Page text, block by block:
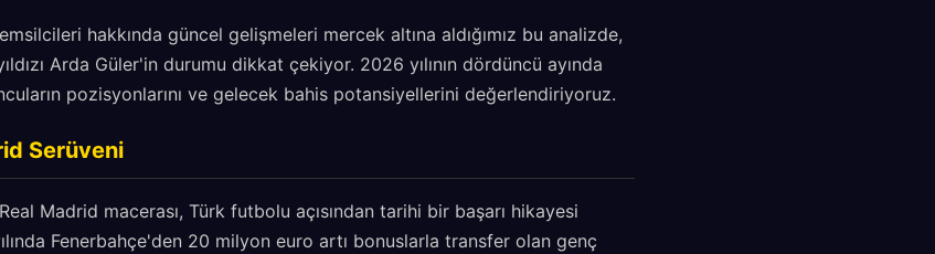
hakkında güncel gelişmeleri mercek altına aldığımız bu analizde,
Arda Güler'in durumu dikkat çekiyor. 2026 yılının dördüncü ayında
pozisyonlarını ve gelecek bahis potansiyellerini değerlendiriyoruz.
Serüveni
Madrid macerası, Türk futbolu açısından tarihi bir başarı hikayesi
Fenerbahçe'den 20 milyon euro artı bonuslarla transfer olan genç